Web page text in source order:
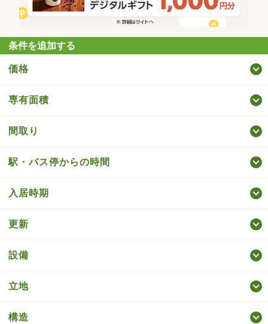
条件を追加する
価格
専有面積
間取り
駅・バス停からの時間
入居時期
更新
設備
立地
構造